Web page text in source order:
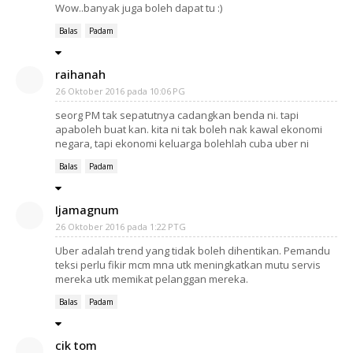
Wow..banyak juga boleh dapat tu :)
Balas Padam
raihanah
26 Oktober 2016 pada 10:06 PG
seorg PM tak sepatutnya cadangkan benda ni. tapi
apaboleh buat kan. kita ni tak boleh nak kawal ekonomi
negara, tapi ekonomi keluarga bolehlah cuba uber ni
Balas Padam
Ijamagnum
26 Oktober 2016 pada 1:22 PTG
Uber adalah trend yang tidak boleh dihentikan. Pemandu
teksi perlu fikir mcm mna utk meningkatkan mutu servis
mereka utk memikat pelanggan mereka.
Balas Padam
cik tom